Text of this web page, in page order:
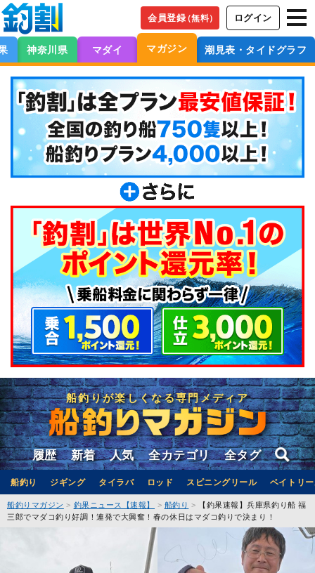
会員登録（無料） ログイン
神奈川県 マダイ マガジン 潮見表・タイドグラフ
船釣りが楽しくなる専門メディア
履歴 新着 人気 全カテゴリ 全タグ
船釣り ジギング タイラバ ロッド スピニングリール ベイトリ
船釣りマガジン 釣果ニュース【速報】 船釣り
【釣果速報】兵庫県釣り船 福
三郎でマダコ釣り好調！連発で大興奮！春の休日はマダコ釣りで決まり！